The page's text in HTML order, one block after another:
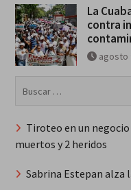
La
contra
agosto
Tiroteo en un negocio
muertos y 2 heridos
Sabrina Estepan alza